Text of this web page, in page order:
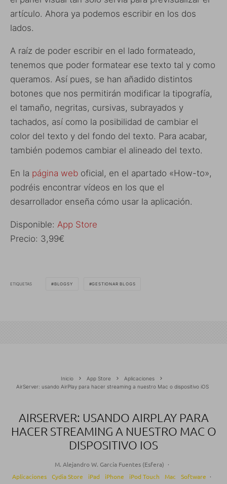
artículo. Ahora ya podemos escribir en los dos
lados.
A raíz de poder escribir en el lado formateado,
tenemos que poder formatear ese texto tal y como
queramos. Así pues, se han añadido distintos
botones que nos permitirán modificar la tipografía,
el tamaño, negritas, cursivas, subrayados y
tachados, así como la posibilidad de cambiar el
color del texto y del fondo del texto. Para acabar,
también podemos cambiar el alineado del texto.
En la página web oficial, en el apartado «How-to»,
podréis encontrar vídeos en los que el
desarrollador enseña cómo usar la aplicación.
Disponible: App Store
Precio: 3,99€
ETIQUETAS BLOGSY GESTIONAR BLOGS
Inicio App Store
Aplicaciones
AirServer: usando AirPlay para hacer streaming a nuestro Mac o dispositivo iOS
AIRSERVER: USANDO AIRPLAY PARA
HACER STREAMING A NUESTRO MAC O
DISPOSITIVO IOS
M. Alejandro W. García Fuentes (Esfera) ·
Aplicaciones
Cydia Store iPad iPhone iPod Touch Mac Software ·